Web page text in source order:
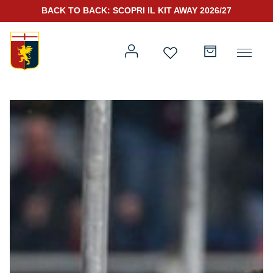
Prima squadra
Training
Rappresentanza
BACK TO BACK: SCOPRI IL KIT AWAY 2026/27